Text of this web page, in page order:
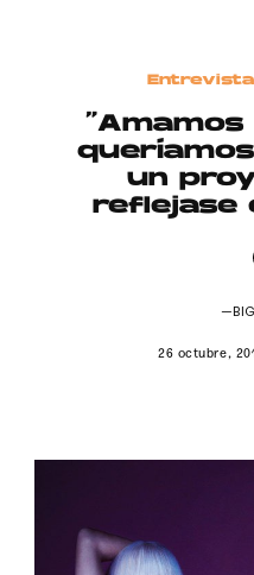
© 2015-2022 UMOMAG.
un
reflejase
26 octubre,